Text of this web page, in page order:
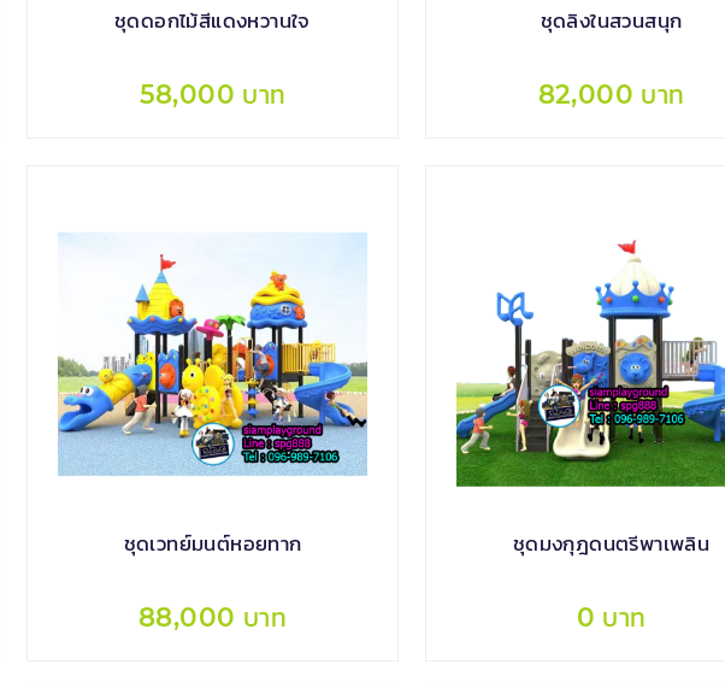
ชุดดอกไม้สีแดงหวานใจ
58,000 บาท
ชุดลิงในสวนสนุก
82,000 บาท
ชุดเวทย์มนต์หอยทาก
88,000 บาท
ชุดมงกุฎดนตรีพาเพลิน
0 บาท